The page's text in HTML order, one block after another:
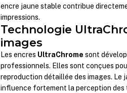
encre jaune stable contribue
impressions.
Technologie
images
Les encres UltraChrome sont
professionnels. Elles sont conçues
reproduction détaillée des images. Le
influence fortement la perception des